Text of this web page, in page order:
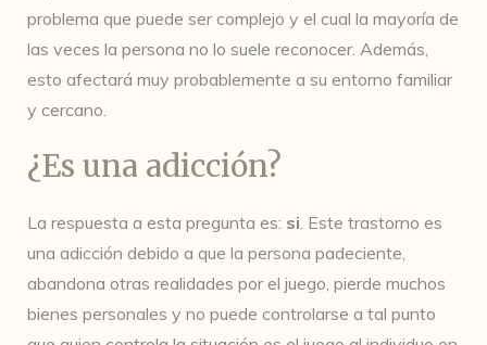
problema que puede ser complejo y el cual la mayoría de
las veces la persona no lo suele reconocer. Además,
esto afectará muy probablemente a su entorno familiar
y cercano.
¿Es una adicción?
La respuesta a esta pregunta es: si. Este trastorno es
una adicción debido a que la persona padeciente,
abandona otras realidades por el juego, pierde muchos
bienes personales y no puede controlarse a tal punto